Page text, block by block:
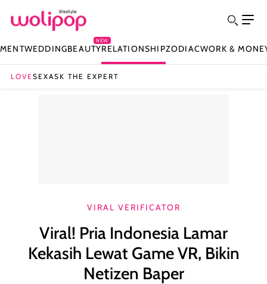
WEDDINGBEAUTY
NEW
RELATIONSHIPZODIACWORK &
LOVESEXASK THE EXPERT
VIRAL VERIFICATOR
Viral! Pria Indonesia Lamar
Kekasih Lewat Game VR, Bikin
Netizen Baper